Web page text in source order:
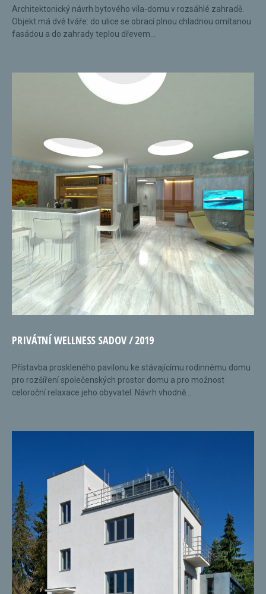
Architektonický návrh bytového vila-domu v rozsáhlé zahradě.
Objekt má dvě tváře: do ulice se obrací plnou chladnou omítanou
fasádou a do zahrady teplou dřevem...
PRIVÁTNÍ WELLNESS SADOV / 2019
Přístavba proskleného pavilonu ke stávajícímu rodinnému domu
pro rozšíření společenských prostor domu a pro možnost
celoroční relaxace jeho obyvatel. Návrh vhodně...